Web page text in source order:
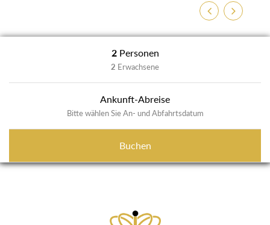
ZurückWeiter
2 Personen
2 Erwachsene
Ankunft-Abreise
Bitte wählen Sie An- und Abfahrtsdatum
Buchen